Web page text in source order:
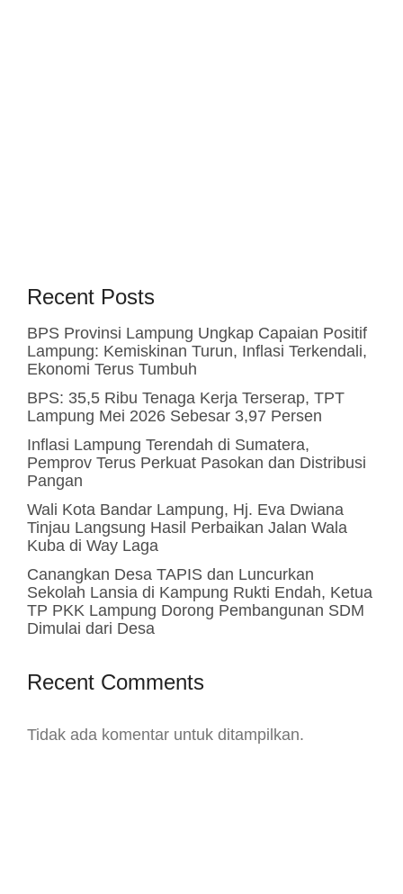
Recent Posts
BPS Provinsi Lampung Ungkap Capaian Positif
Lampung: Kemiskinan Turun, Inflasi Terkendali,
Ekonomi Terus Tumbuh
BPS: 35,5 Ribu Tenaga Kerja Terserap, TPT
Lampung Mei 2026 Sebesar 3,97 Persen
Inflasi Lampung Terendah di Sumatera,
Pemprov Terus Perkuat Pasokan dan Distribusi
Pangan
Wali Kota Bandar Lampung, Hj. Eva Dwiana
Tinjau Langsung Hasil Perbaikan Jalan Wala
Kuba di Way Laga
Canangkan Desa TAPIS dan Luncurkan
Sekolah Lansia di Kampung Rukti Endah, Ketua
TP PKK Lampung Dorong Pembangunan SDM
Dimulai dari Desa
Recent Comments
Tidak ada komentar untuk ditampilkan.